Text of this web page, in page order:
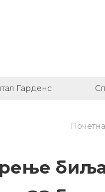
Гарденс
Почетна